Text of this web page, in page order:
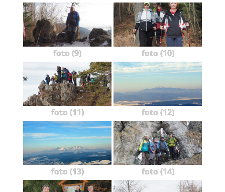
foto (9) foto (10)
foto (11) foto (12)
foto (13) foto (14)